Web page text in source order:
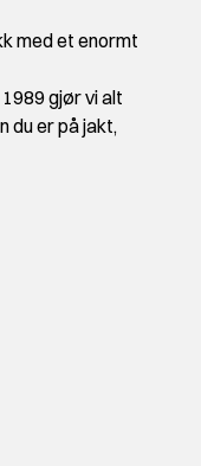
med et enormt
gjør vi alt
du er på jakt,